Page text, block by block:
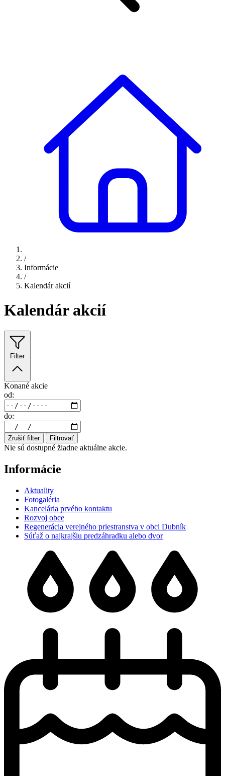
/
Informácie
/
Kalendár akcií
Kalendár akcií
Filter
Konané akcie
od:
do:
Zrušiť filter Filtrovať
Nie sú dostupné žiadne aktuálne akcie.
Informácie
Aktuality
Fotogaléria
Kancelária prvého kontaktu
Rozvoj obce
Regenerácia verejného priestranstva v obci Dubník
Súťaž o najkrajšiu predzáhradku alebo dvor